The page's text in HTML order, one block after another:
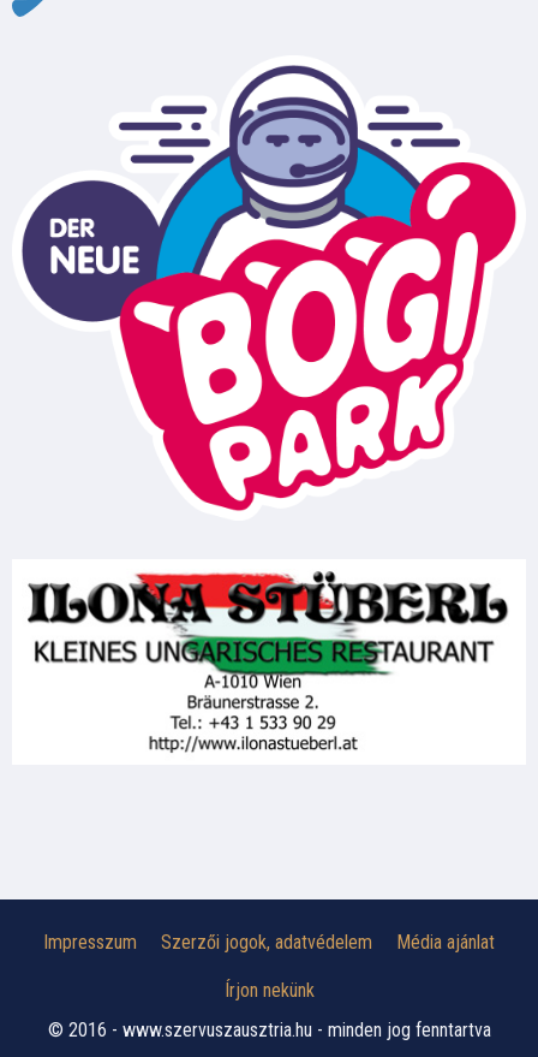
Impresszum Szerzői jogok, adatvédelem Média ajánlat
Írjon nekünk
© 2016 - www.szervuszausztria.hu - minden jog fenntartva